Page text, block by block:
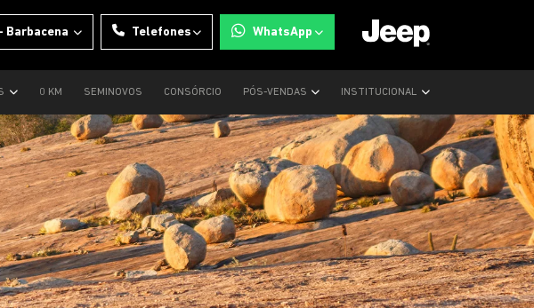
Barbacena Telefones WhatsApp
0 KM SEMINOVOS CONSÓRCIO PÓS-VENDAS INSTITUCIONAL